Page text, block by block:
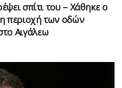
σπίτι του – Χάθηκε ο
περιοχή των οδών
Αιγάλεω